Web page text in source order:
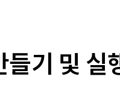
기 및 실